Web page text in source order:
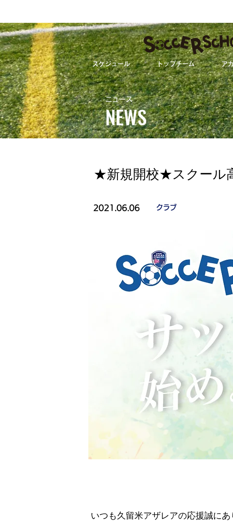
スケジュール トップチーム ア
★新規開校★スクール
ALL トップ
★新規開校★スクール
2021.06.06 クラブ
いつも久留米アザレアの応援誠にあ
NEWS
ニュース